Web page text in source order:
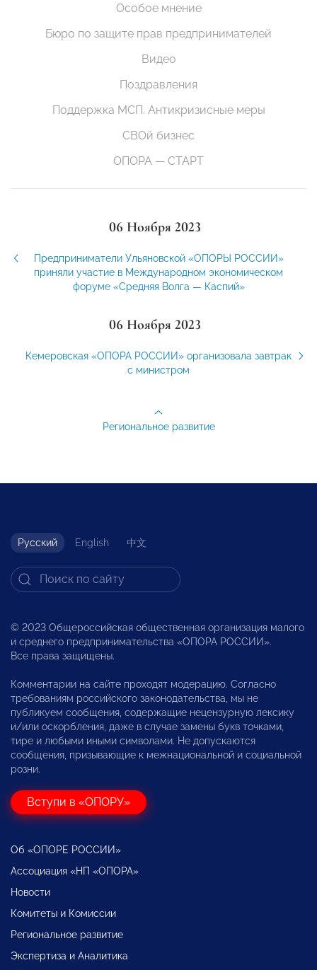
Особое мнение
Бюро по защите прав предпринимателей
Видео
Поздравления
Поддержка МСП. Антикризисные меры
СВОй бизнес
ОПОРА — СТАРТ
06 Ноября 2023
Предприниматели Ульяновской «ОПОРЫ РОССИИ»
приняли участие в Международном экономическом
форуме «Средняя Волга — Каспий»
06 Ноября 2023
Кемеровская «ОПОРА РОССИИ» организовала завтрак
с министром
Региональное развитие
Русский English 中文
© 2023 Общероссийская общественная организация малого
и среднего предпринимательства «ОПОРА РОССИИ».
Все права защищены.
Комментарии на сайте проходят модерацию. Согласно
требованиям российского законодательства, мы не
публикуем сообщения, содержащие нецензурную лексику
и/или оскорбления, даже в случае замены букв точками,
тире и любыми иными символами. Не допускаются
сообщения, призывающие к межнациональной и социальной
розни.
Вступи в «ОПОРУ»
Об «ОПОРЕ РОССИИ»
Ассоциация «НП «ОПОРА»
Новости
Комитеты и Комиссии
Региональное развитие
Экспертиза и Аналитика